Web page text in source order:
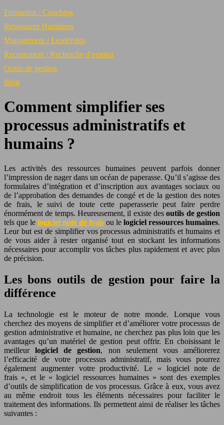
Formation / Coaching
Ressources Humaines
Management / Leadership
Recrutement / Recherche d’emploi
Outils de gestion
Blog
Comment simplifier ses
processus administratifs et
humains ?
Les activités des ressources humaines peuvent parfois donner
l’impression de nager dans un océan de paperasse. Qu’il s’agisse des
formulaires d’intégration et d’inscription aux avantages sociaux ou
de l’approbation des demandes de congé et de la gestion des notes
de frais, le suivi de toute cette paperasserie peut faire perdre
énormément de temps. Heureusement, il existe desoutils de gestion
tels que le logiciel note de frais ou le logiciel ressources humaines.
Leur but est de simplifier vos processus administratifs et humains et
de vous aider à rester organisé tout en stockant les informations
nécessaires pour accomplir vos tâches plus rapidement et avec plus
de précision.
Les bons outils de gestion pour faire la
différence
La technologie est le moteur de notre monde. Lorsque vous
cherchez des moyens de simplifier et d’améliorer votre processus de
gestion administrative et humaine, ne cherchez pas plus loin que les
avantages qu’un matériel de gestion peut offrir. En choisissant le
meilleurlogiciel de gestion, non seulement vous améliorerez
l’efficacité de votre processus administratif, mais vous pourrez
également augmenter votre productivité. Le « logiciel note de
frais », et le « logiciel ressources humaines » sont des exemples
d’outils de simplification de vos processus. Grâce à eux, vous avez
au même endroit tous les éléments nécessaires pour faciliter le
traitement des informations. Ils permettent ainsi de réaliser les tâches
suivantes :